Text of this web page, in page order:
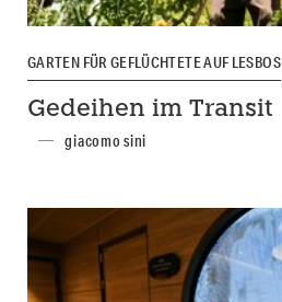
GARTEN FÜR GEFLÜCHTETE AUF LESBOS
Gedeihen im Transit
giacomo sini